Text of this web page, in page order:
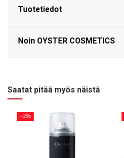
Tuotetiedot
Noin OYSTER COSMETICS
Saatat pitää myös näistä
−25%